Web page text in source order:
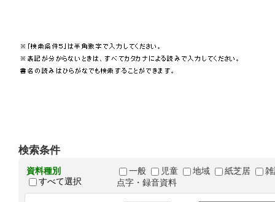
検索条件
資料種別
すべて選択
一般 児童 地域 紙芝居
点字・録音資料